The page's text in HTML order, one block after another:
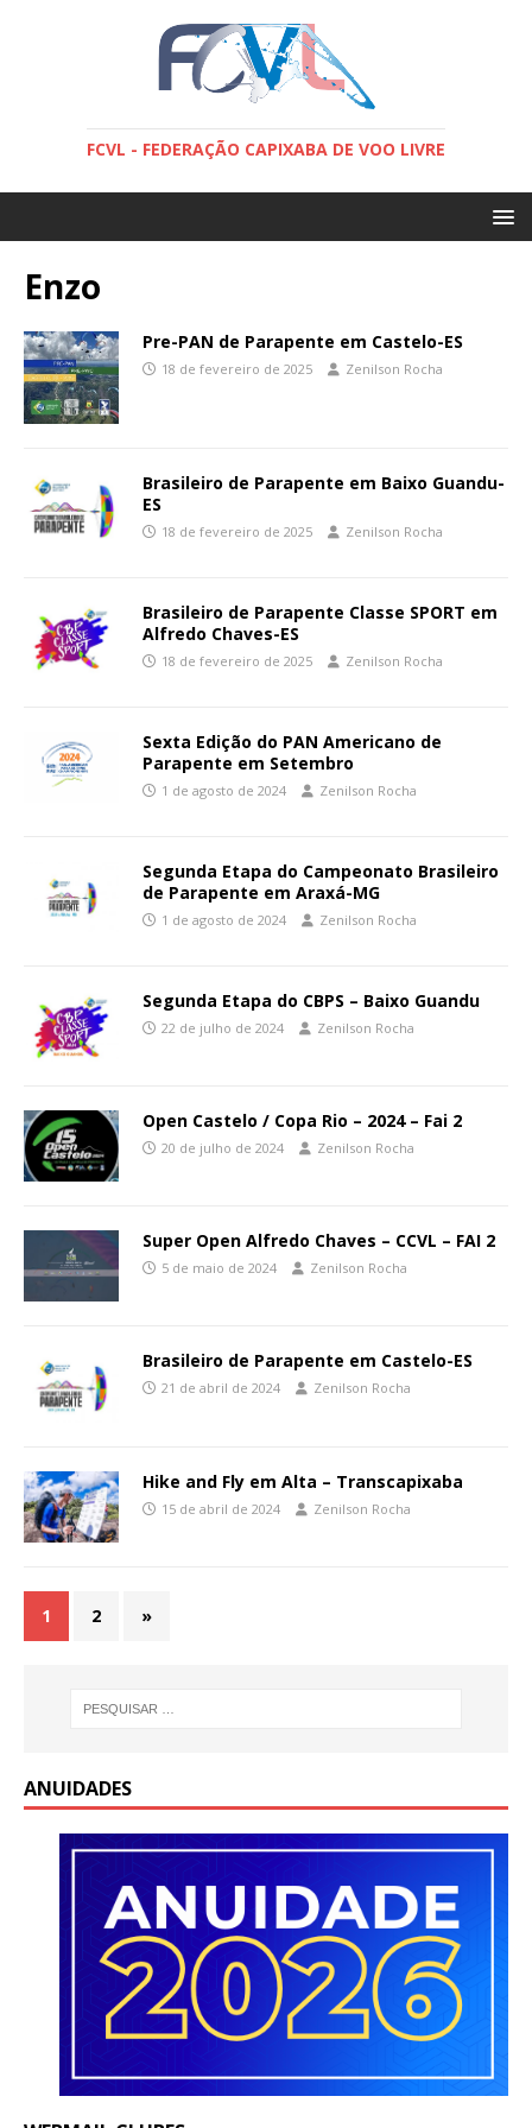
FCVL - FEDERAÇÃO CAPIXABA DE VOO LIVRE
Enzo
Pre-PAN de Parapente em Castelo-ES
18 de fevereiro de 2025 Zenilson Rocha
Brasileiro de Parapente em Baixo Guandu-
ES
18 de fevereiro de 2025 Zenilson Rocha
Brasileiro de Parapente Classe SPORT em
Alfredo Chaves-ES
18 de fevereiro de 2025 Zenilson Rocha
Sexta Edição do PAN Americano de
Parapente em Setembro
1 de agosto de 2024 Zenilson Rocha
Segunda Etapa do Campeonato Brasileiro
de Parapente em Araxá-MG
1 de agosto de 2024 Zenilson Rocha
Segunda Etapa do CBPS – Baixo Guandu
22 de julho de 2024 Zenilson Rocha
Open Castelo / Copa Rio – 2024 – Fai 2
20 de julho de 2024 Zenilson Rocha
Super Open Alfredo Chaves – CCVL – FAI 2
5 de maio de 2024 Zenilson Rocha
Brasileiro de Parapente em Castelo-ES
21 de abril de 2024 Zenilson Rocha
Hike and Fly em Alta – Transcapixaba
15 de abril de 2024 Zenilson Rocha
1 2 »
ANUIDADES